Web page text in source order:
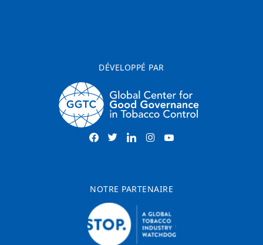
DÉVELOPPÉ PAR
NOTRE PARTENAIRE